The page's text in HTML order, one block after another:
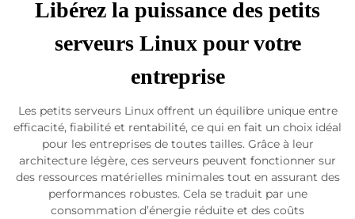
Libérez la puissance des petits
serveurs Linux pour votre
entreprise
Les petits serveurs Linux offrent un équilibre unique entre
efficacité, fiabilité et rentabilité, ce qui en fait un choix idéal
pour les entreprises de toutes tailles. Grâce à leur
architecture légère, ces serveurs peuvent fonctionner sur
des ressources matérielles minimales tout en assurant des
performances robustes. Cela se traduit par une
consommation d’énergie réduite et des coûts